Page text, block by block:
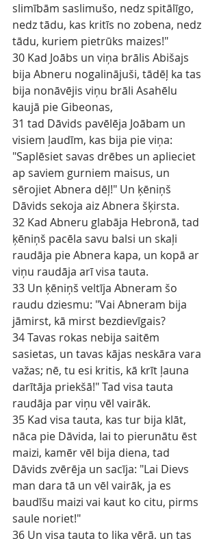
slimībām saslimušo, nedz spitālīgo,
nedz tādu, kas kritīs no zobena, nedz
tādu, kuriem pietrūks maizes!"
30 Kad Joābs un viņa brālis Abišajs
bija Abneru nogalinājuši, tādēļ ka tas
bija nonāvējis viņu brāli Asahēlu
kaujā pie Gibeonas,
31 tad Dāvids pavēlēja Joābam un
visiem ļaudīm, kas bija pie viņa:
"Saplēsiet savas drēbes un aplieciet
ap saviem gurniem maisus, un
sērojiet Abnera dēļ!" Un ķēniņš
Dāvids sekoja aiz Abnera šķirsta.
32 Kad Abneru glabāja Hebronā, tad
ķēniņš pacēla savu balsi un skaļi
raudāja pie Abnera kapa, un kopā ar
viņu raudāja arī visa tauta.
33 Un ķēniņš veltīja Abneram šo
raudu dziesmu: "Vai Abneram bija
jāmirst, kā mirst bezdievīgais?
34 Tavas rokas nebija saitēm
sasietas, un tavas kājas neskāra vara
važas; nē, tu esi kritis, kā krīt ļauna
darītāja priekšā!" Tad visa tauta
raudāja par viņu vēl vairāk.
35 Kad visa tauta, kas tur bija klāt,
nāca pie Dāvida, lai to pierunātu ēst
maizi, kamēr vēl bija diena, tad
Dāvids zvērēja un sacīja: "Lai Dievs
man dara tā un vēl vairāk, ja es
baudīšu maizi vai kaut ko citu, pirms
saule noriet!"
36 Un visa tauta to lika vērā, un tas